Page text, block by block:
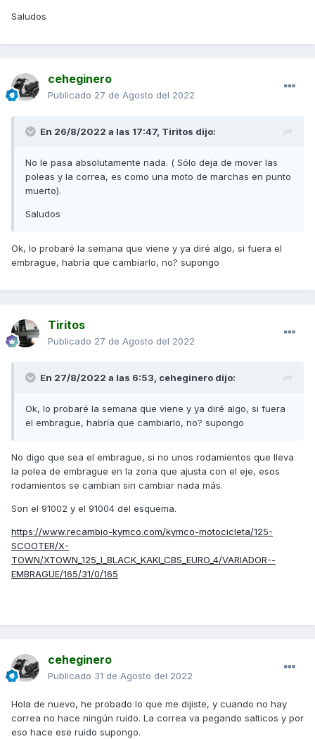
Saludos
ceheginero
Publicado 27 de Agosto del 2022
En 26/8/2022 a las 17:47, Tiritos dijo:
No le pasa absolutamente nada. ( Sólo deja de mover las
poleas y la correa, es como una moto de marchas en punto
muerto).
Saludos
Ok, lo probaré la semana que viene y ya diré algo, si fuera el
embrague, habría que cambiarlo, no? supongo
Tiritos
Publicado 27 de Agosto del 2022
En 27/8/2022 a las 6:53, ceheginero dijo:
Ok, lo probaré la semana que viene y ya diré algo, si fuera
el embrague, habría que cambiarlo, no? supongo
No digo que sea el embrague, si no unos rodamientos que lleva
la polea de embrague en la zona que ajusta con el eje, esos
rodamientos se cambian sin cambiar nada más.
Son el 91002 y el 91004 del esquema.
https://www.recambio-kymco.com/kymco-motocicleta/125-
SCOOTER/X-
TOWN/XTOWN_125_I_BLACK_KAKI_CBS_EURO_4/VARIADOR--
EMBRAGUE/165/31/0/165
ceheginero
Publicado 31 de Agosto del 2022
Hola de nuevo, he probado lo que me dijiste, y cuando no hay
correa no hace ningún ruido. La correa va pegando salticos y por
eso hace ese ruido supongo.